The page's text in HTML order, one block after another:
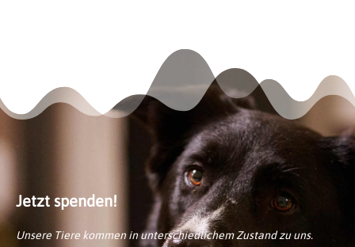
Jetzt spenden!
Unsere Tiere kommen in unterschiedlichem Zustand zu uns.